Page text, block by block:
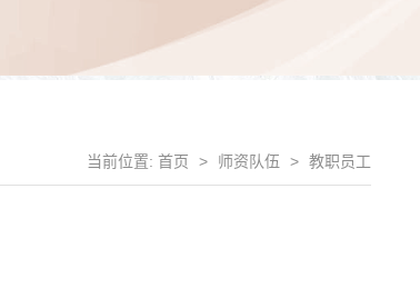
当前位置: 首页 > 师资队伍 > 教职员工